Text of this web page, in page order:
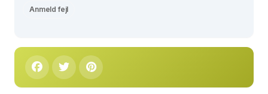
Anmeld fejl